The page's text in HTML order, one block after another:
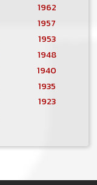
1962
1957
1953
1948
1940
1935
1923